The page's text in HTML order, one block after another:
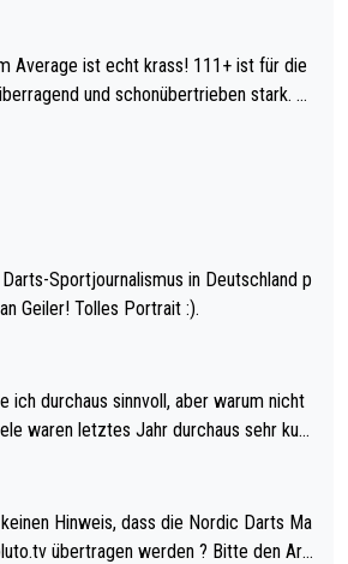
ist echt krass! 111+ ist für die
und schonübertrieben stark. U
Sportjournalismus in Deutschland p
Geiler! Tolles Portrait :).
ich durchaus sinnvoll, aber warum nicht
eh qualifi
automatische Qualifikation des Weltmei
übertragen werden ? Bitte den Arti